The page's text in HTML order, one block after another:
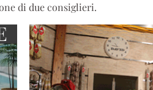
di due consiglieri.